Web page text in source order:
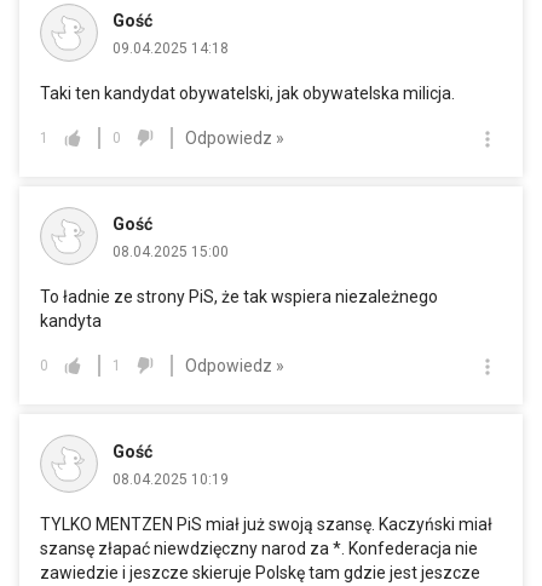
Gość
09.04.2025 14:18
Taki ten kandydat obywatelski, jak obywatelska milicja.
1 0 Odpowiedz »
Gość
08.04.2025 15:00
To ładnie ze strony PiS, że tak wspiera niezależnego
kandyta
0 1 Odpowiedz »
Gość
08.04.2025 10:19
TYLKO MENTZEN PiS miał już swoją szansę. Kaczyński miał
szansę złapać niewdzięczny narod za *. Konfederacja nie
zawiedzie i jeszcze skieruje Polskę tam gdzie jest jeszcze